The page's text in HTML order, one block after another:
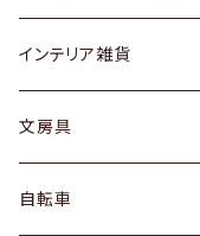
ローテーブル / サイドテ
デスク / コンソール
ドレッサー
フロアライト
リング
ピアス / イヤリング
財布
バッグ
アウター
グラス / タンブラー
カップ / マグ
プレート / ボウル
インテリア雑貨
文房具
自転車